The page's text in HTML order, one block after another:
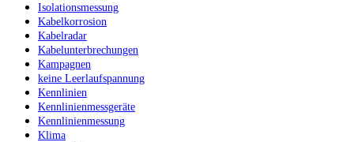
Isolationsmessung
Kabelkorrosion
Kabelradar
Kabelunterbrechungen
Kampagnen
keine Leerlaufspannung
Kennlinien
Kennlinienmessgeräte
Kennlinienmessung
Klima